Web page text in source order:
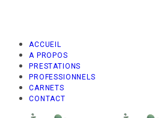
ACCUEIL
A PROPOS
PRESTATIONS
PROFESSIONNELS
CARNETS
CONTACT